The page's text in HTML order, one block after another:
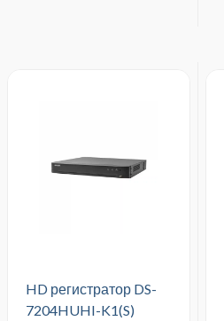
HD регистратор DS-
7204HUHI-K1(S)